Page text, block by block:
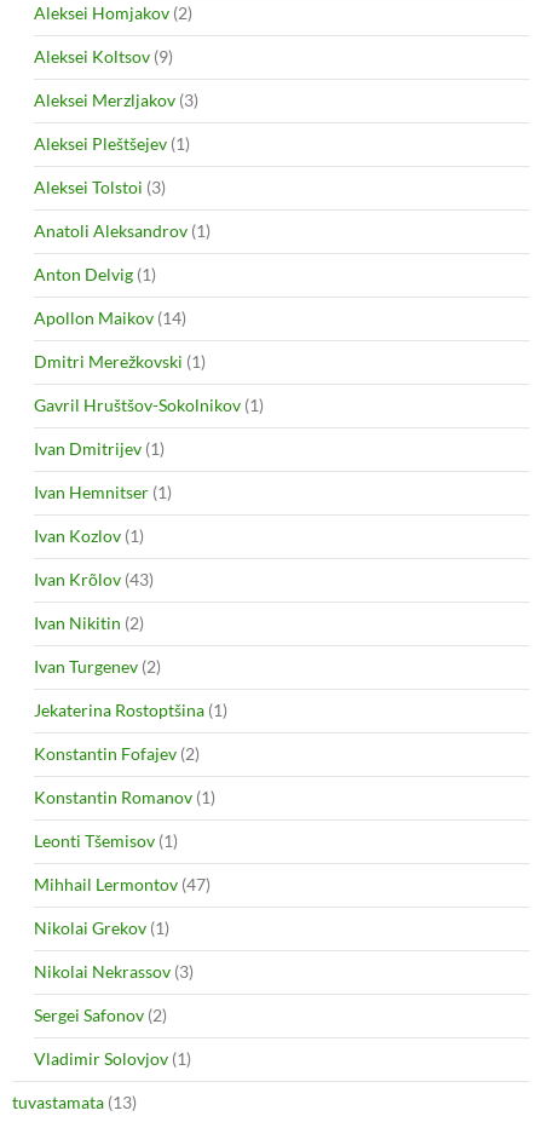
Aleksei Homjakov (2)
Aleksei Koltsov (9)
Aleksei Merzljakov (3)
Aleksei Pleštšejev (1)
Aleksei Tolstoi (3)
Anatoli Aleksandrov (1)
Anton Delvig (1)
Apollon Maikov (14)
Dmitri Merežkovski (1)
Gavril Hruštšov-Sokolnikov (1)
Ivan Dmitrijev (1)
Ivan Hemnitser (1)
Ivan Kozlov (1)
Ivan Krõlov (43)
Ivan Nikitin (2)
Ivan Turgenev (2)
Jekaterina Rostoptšina (1)
Konstantin Fofajev (2)
Konstantin Romanov (1)
Leonti Tšemisov (1)
Mihhail Lermontov (47)
Nikolai Grekov (1)
Nikolai Nekrassov (3)
Sergei Safonov (2)
Vladimir Solovjov (1)
tuvastamata (13)